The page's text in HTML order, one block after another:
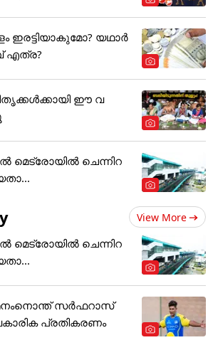
ഇരട്ടിയാകുമോ? യഥാർ
എത്ര?
ഈ വ
മെട്രോയില്‍ ചെന്നിറ
View More
മെട്രോയില്‍ ചെന്നിറ
സര്‍ഫറാസ്
പ്രതികരണം